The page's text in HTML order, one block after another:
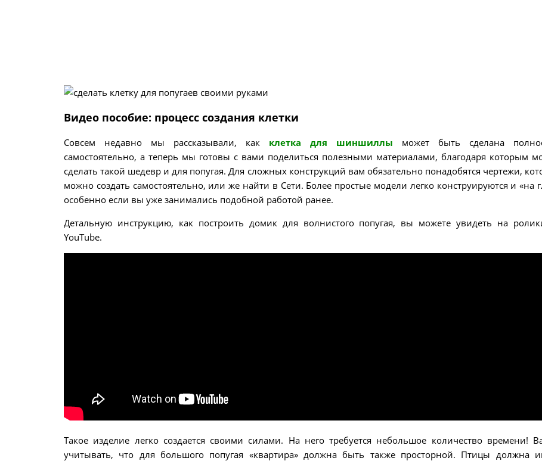
Видео пособие: процесс создания клетки
Совсем недавно мы рассказывали, как клетка для шиншиллы может быть сделана
самостоятельно, а теперь мы готовы с вами поделиться полезными материалами, благодаря которым
сделать такой шедевр и для попугая. Для сложных конструкций вам обязательно понадобятся чертежи,
можно создать самостоятельно, или же найти в Сети. Более простые модели легко конструируются и «на
особенно если вы уже занимались подобной работой ранее.
Детальную инструкцию, как построить домик для волнистого попугая, вы можете увидеть на
YouTube.
Такое изделие легко создается своими силами. На него требуется небольшое количество времени!
учитывать, что для большого попугая «квартира» должна быть также просторной. Птицы должна